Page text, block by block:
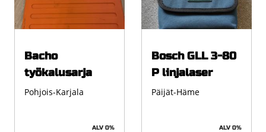
Bacho
työkalusarja
Pohjois-Karjala
ALV 0%
Bosch GLL 3-80
P linjalaser
Päijät-Häme
ALV 0%